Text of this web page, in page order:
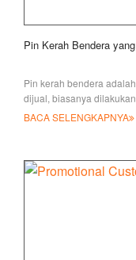
Pin Kerah Bendera
Pin kerah bendera
dijual, biasanya
paduan seng. I
BACA SELENGKAPNYA